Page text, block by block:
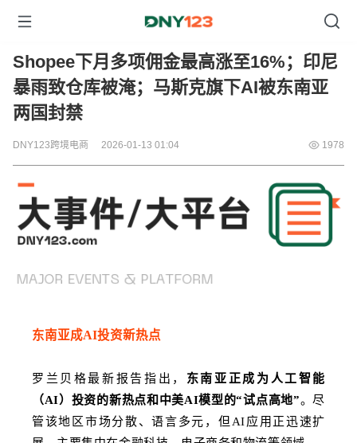
Shopee下月多项佣金最高涨至16%；印尼
暴雨致仓库被淹；马斯克旗下AI被东南亚
两国封禁
DNY123跨境电商 2026-01-13 01:04 1978
东南亚成AI投资新热点
罗兰贝格最新报告指出， 东南亚正成为人工智能
（AI）投资的新热点和中美AI模型的“试点高地”。尽
管该地区市场分散、语言多元，但AI应用正迅速扩